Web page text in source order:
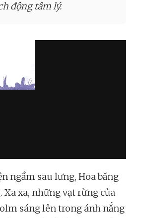
động tâm lý.
ngầm sau lưng, Hoa băng
Xa xa, những vạt rừng của
sáng lên trong ánh nắng